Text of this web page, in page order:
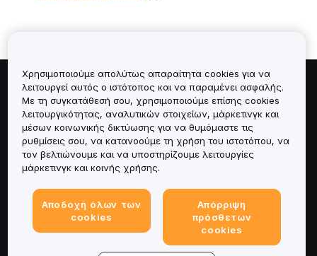
Πληροφορίες για
Υπηρεσίες
Υποστήριξη
Προϊόντα
Νομικά
Χρησιμοποιούμε απολύτως απαραίτητα cookies για να
λειτουργεί αυτός ο ιστότοπος και να παραμένει ασφαλής.
Με τη συγκατάθεσή σου, χρησιμοποιούμε επίσης cookies
λειτουργικότητας, αναλυτικών στοιχείων, μάρκετινγκ και
μέσων κοινωνικής δικτύωσης για να θυμόμαστε τις
ρυθμίσεις σου, να κατανοούμε τη χρήση του ιστοτόπου, να
τον βελτιώνουμε και να υποστηρίζουμε λειτουργίες
μάρκετινγκ και κοινής χρήσης.
Αποδοχή όλων των
cookies
Απόρριψη
πρόσθετων
cookies